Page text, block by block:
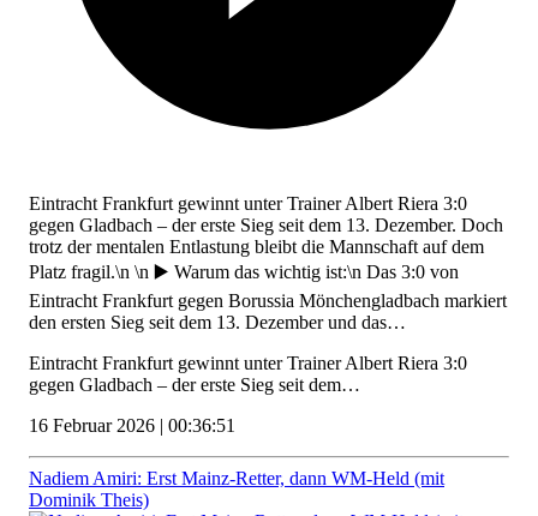
Eintracht Frankfurt gewinnt unter Trainer Albert Riera 3:0
gegen Gladbach – der erste Sieg seit dem 13. Dezember. Doch
trotz der mentalen Entlastung bleibt die Mannschaft auf dem
Platz fragil.\n \n ▶️ Warum das wichtig ist:\n Das 3:0 von
Eintracht Frankfurt gegen Borussia Mönchengladbach markiert
den ersten Sieg seit dem 13. Dezember und das…
Eintracht Frankfurt gewinnt unter Trainer Albert Riera 3:0
gegen Gladbach – der erste Sieg seit dem…
16 Februar 2026 | 00:36:51
Nadiem Amiri: Erst Mainz-Retter, dann WM-Held (mit
Dominik Theis)